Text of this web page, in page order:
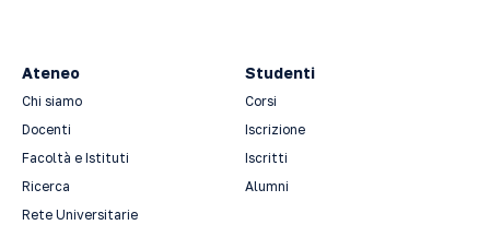
Ateneo
Chi siamo
Docenti
Facoltà e Istituti
Ricerca
Rete Universitarie
Studenti
Corsi
Iscrizione
Iscritti
Alumni